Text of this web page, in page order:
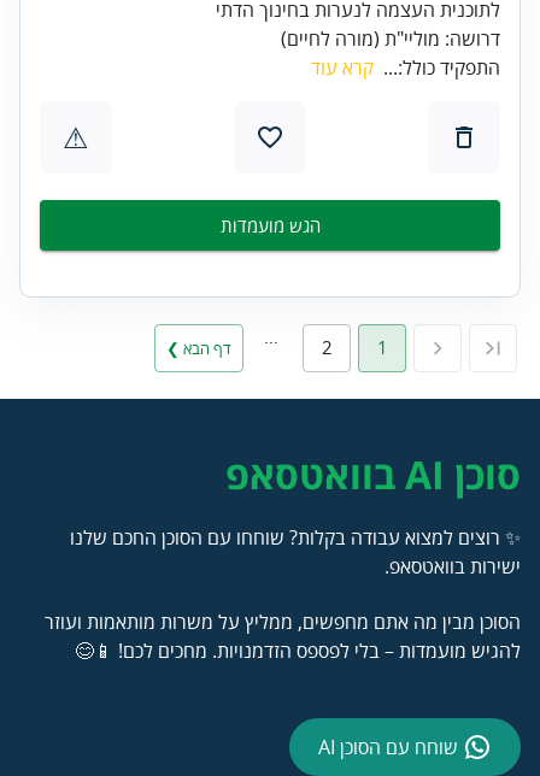
דרושה: מוליי"ת (מורה לחיים)
התפקיד כולל:... קרא עוד
⚠
הגש מועמדות
1
2 דף הבא ❯
סוכן AI בוואטסאפ
✨ רוצים למצוא עבודה בקלות? שוחחו עם הסוכן החכם שלנו
ישירות בוואטסאפ.
הסוכן מבין מה אתם מחפשים, ממליץ על משרות מותאמות ועוזר
להגיש מועמדות – בלי לפספס הזדמנויות. מחכים לכם! 📱😊
שוחח עם הסוכן AI